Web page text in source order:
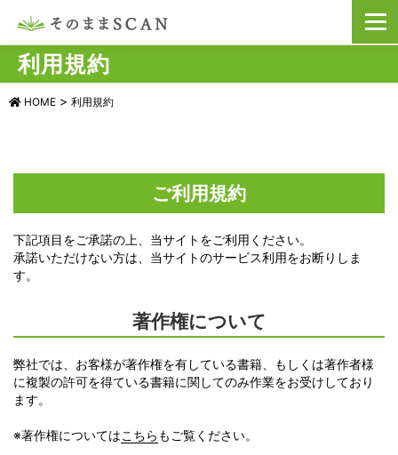
テ
へ
メニュ
利用規約
HOME > 利用規約
ご利用規約
下記項目をご承諾の上、当サイトをご利用ください。
承諾いただけない方は、当サイトのサービス利用をお断りしま
す。
著作権について
弊社では、お客様が著作権を有している書籍、もしくは著作者様
に複製の許可を得ている書籍に関してのみ作業をお受けしており
ます。
※著作権についてはこちら もご覧ください。